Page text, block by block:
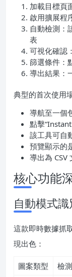
加載目標頁
啟用擴展程
自動檢測：
表
可視化確認
篩選條件：
導出結果：
典型的首次使用
導航至一個
點擊
該工具可自
預覽顯示的
導出為 CSV
核心功能
自動模式識
這款即時數據抓
現出色：
圖案類型 檢